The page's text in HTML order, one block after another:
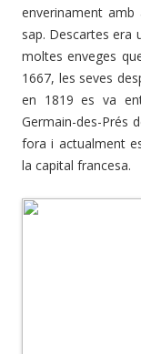
enverinament amb
sap. Descartes era
moltes enveges
1667, les seves
en 1819 es va
Germain-des-Prés
fora i actualment
la capital francesa.